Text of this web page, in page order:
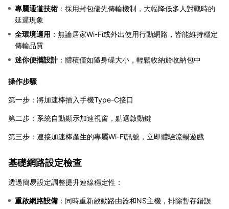
專屬通道技術 ：採用封包優先傳輸機制，大幅降低多人對戰時的
延遲現象
全環境適用 ：無論居家Wi-Fi或外出使用行動網路，皆能維持穩定
傳輸品質
迷你便攜設計：體積僅如隨身碟大小，輕鬆收納於收納包中
操作步驟
第一步：將加速棒插入手機Type-C接口
第二步：系統自動顯示加速視窗，點選啟動鍵
第三步：連接加速棒產生的專屬Wi-Fi訊號，立即體驗流暢遊戲
基礎網路設定檢查
透過簡易設定調整提升連線穩定性：
重啟網路設備 ：同時重新啟動路由器和NS主機，排除暫存錯誤